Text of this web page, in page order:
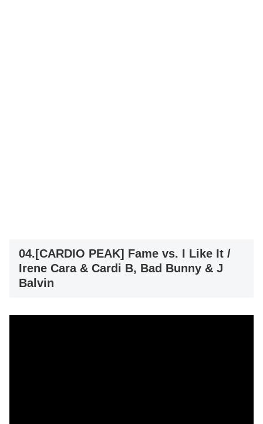
04.[CARDIO PEAK] Fame vs. I Like It /
Irene Cara & Cardi B, Bad Bunny & J
Balvin